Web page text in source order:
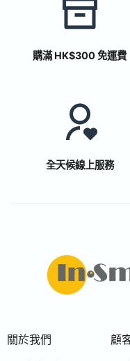
購滿 HK$300 免運費
全天候線上服務
關於我們 顧